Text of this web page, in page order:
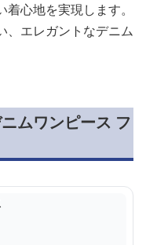
心地を実現します。
、エレガントなデニム
ムワンピース フ